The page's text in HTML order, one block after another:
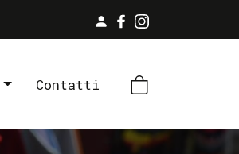
Contatti